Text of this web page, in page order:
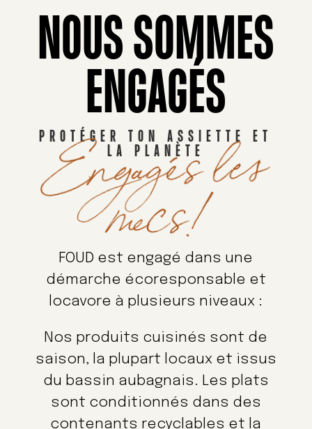
NOUS SOMMES
ENGAGÉS
PROTÉGER TON ASSIETTE ET
LA PLANÈTE
Engagés les
mecs!
FOUD est engagé dans une
démarche écoresponsable et
locavore à plusieurs niveaux :
Nos produits cuisinés sont de
saison, la plupart locaux et issus
du bassin aubagnais. Les plats
sont conditionnés dans des
contenants recyclables et la